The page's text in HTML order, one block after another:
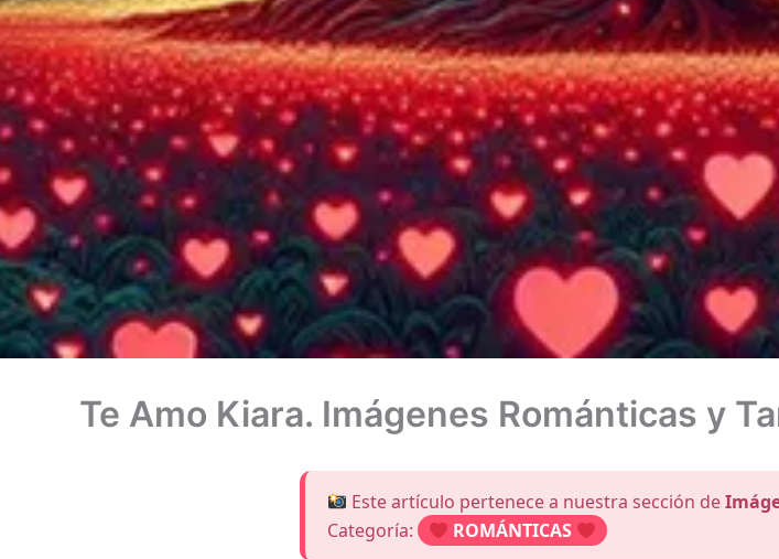
Te Amo Kiara. Imágenes Románticas y
Este artículo pertenece a nuestra sección de
Categoría:
ROMÁNTICAS